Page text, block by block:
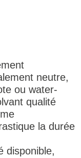
neutre,
ou water-
qualité
la durée
disponible,